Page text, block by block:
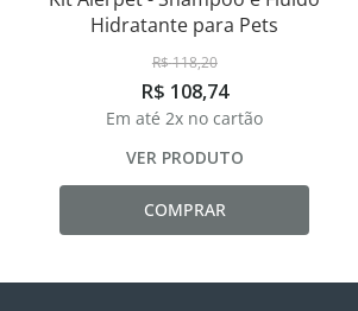
Hidratante para Pets
R$118,20
R$ 108,74
Em até2x no cartão
VER PRODUTO
COMPRAR